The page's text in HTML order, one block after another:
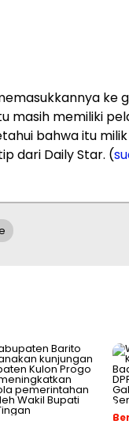
ke
masih memiliki
bahwa itu
dari Daily Star. (